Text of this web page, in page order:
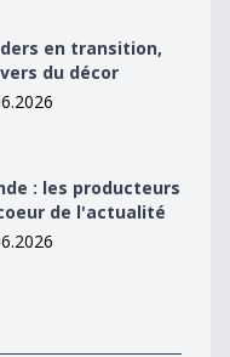
du décor
en transition,
du décor
de l&#039;actualité
: les producteurs
de l'actualité